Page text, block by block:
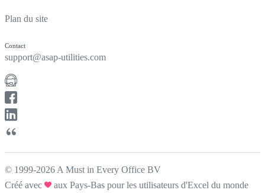
Plan du site
Contact
support@asap-utilities.com
© 1999-2026 A Must in Every Office BV
Créé avec
aux Pays-Bas pour les utilisateurs d'Excel du monde